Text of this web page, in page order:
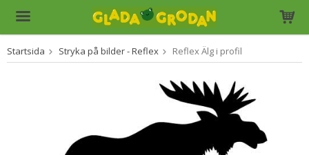
Produkten har blivit tillagd i varukorgen
Startsida Stryka på bilder - Reflex Reflex Älg i profil